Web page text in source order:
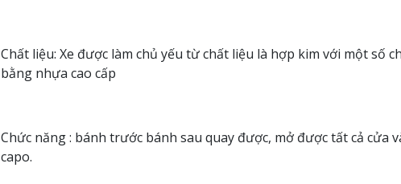
Chất liệu: Xe được làm chủ yếu từ chất liệu là hợp kim với một số
bằng nhựa cao cấp
Chức năng : bánh trước bánh sau quay được, mở được tất cả cửa
capo.